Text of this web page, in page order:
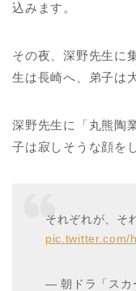
込みます。
その夜、深野先生に
生は長崎へ、弟子は
深野先生に「丸熊陶
子は寂しそうな顔を
それぞれが、そ
pic.twitter.com/
— 朝ドラ「スカ